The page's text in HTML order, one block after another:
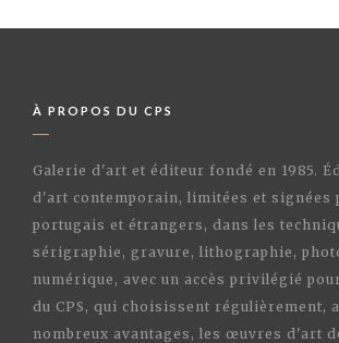
À PROPOS DU CPS
Galerie d'art et éditeur fondé en 1985.
d'art contemporain, limitées et signées
portugais et étrangers, dans les
sérigraphie, gravure, lithographie,
numérique, avec un accès privilégié
du CPS, qui choisissent régulièrement,
nombreux avantages, les œuvres d'art